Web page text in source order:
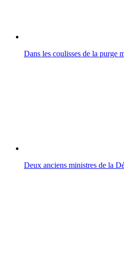
Dans les coulisses de la
Deux anciens ministres de la